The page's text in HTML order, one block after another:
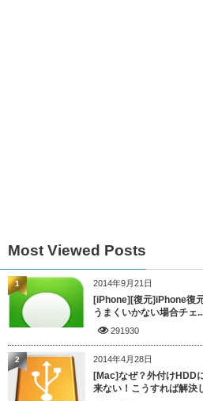
Most Viewed Posts
2014年9月21日
[iPhone][復元]iPhone復
うまくいかない場合チェ
291930
1
2014年4月28日
[Mac]なぜ？外付けHDD
来ない！こうすれば解決
2